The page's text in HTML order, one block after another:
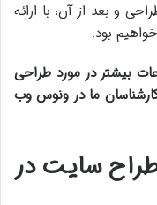
و بعد از آن، با ارائه
بود.
بیشتر در مورد طراحی
ما در ونوس وب
سایت در